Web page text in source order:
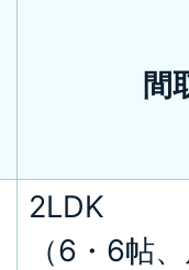
間
2LDK
（6・6帖